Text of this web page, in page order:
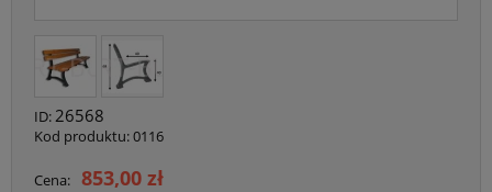
ID: 26568
Kod produktu:0116
Cena: 853,00 zł